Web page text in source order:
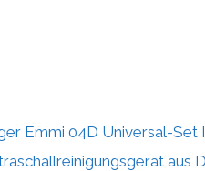
Emmi 04D Universal-Set
aus